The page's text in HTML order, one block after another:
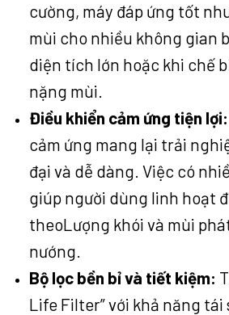
cường, máy đáp ứng tốt
mùi cho nhiều không gian
diện tích lớn hoặc khi chế
nặng mùi.
Điều khiển cảm ứng tiện lợi:
cảm ứng mang lại trải
đại và dễ dàng. Việc có
giúp người dùng linh hoạt
theoLượng khói và mùi
nướng.
Bộ lọc bền bỉ và tiết kiệm:
Life Filter” với khả năng